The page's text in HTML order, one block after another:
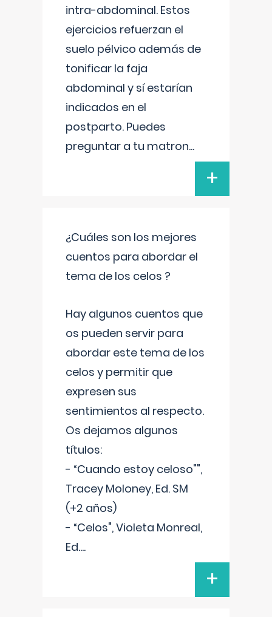
intra-abdominal. Estos
ejercicios refuerzan el
suelo pélvico además de
tonificar la faja
abdominal y sí estarían
indicados en el
postparto. Puedes
preguntar a tu matron...
+
¿Cuáles son los mejores
cuentos para abordar el
tema de los celos ?
Hay algunos cuentos que
os pueden servir para
abordar este tema de los
celos y permitir que
expresen sus
sentimientos al respecto.
Os dejamos algunos
títulos:
- “Cuando estoy celoso"",
Tracey Moloney, Ed. SM
(+2 años)
- “Celos", Violeta Monreal,
Ed....
+